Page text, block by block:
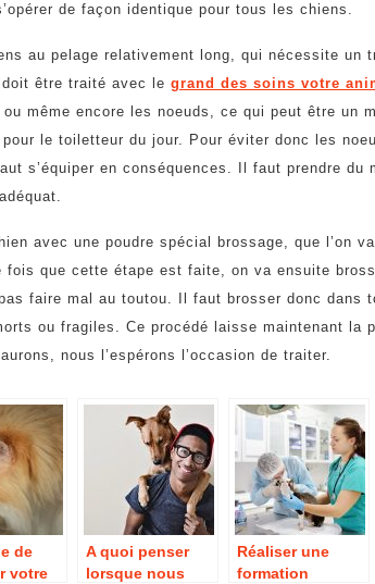
de façon identique pour tous les chiens.
au pelage relativement long, qui nécessite un
être traité avec le grand des soins votre
même encore les noeuds, ce qui peut être un
le toiletteur du jour. Pour éviter donc les
s’équiper en conséquences. Il faut prendre du
adéquat.
avec une poudre spécial brossage, que l’on
fois que cette étape est faite, on va ensuite
faire mal au toutou. Il faut brosser donc dans
ou fragiles. Ce procédé laisse maintenant la
nous l’espérons l’occasion de traiter.
de
votre
A quoi penser
lorsque nous
Réaliser une
formation